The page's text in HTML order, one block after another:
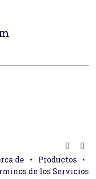
de • Productos
•
de los Servicios